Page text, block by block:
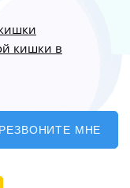
кишки в
МНЕ